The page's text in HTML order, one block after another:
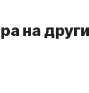
на